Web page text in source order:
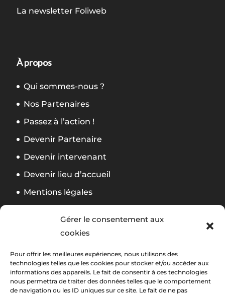
Gérer le consentement aux
cookies
Pour offrir les meilleures expériences, nous utilisons des
technologies telles que les cookies pour stocker et/ou accéder aux
informations des appareils. Le fait de consentir à ces technologies
nous permettra de traiter des données telles que le comportement
de navigation ou les ID uniques sur ce site. Le fait de ne pas
La newsletter Foliweb
À propos
Qui sommes-nous ?
Nos Partenaires
Passez à l’action !
Devenir Partenaire
Devenir intervenant
Devenir lieu d’accueil
Mentions légales
CGV Formation
Suivez notre actuLa newsletter Foliweb